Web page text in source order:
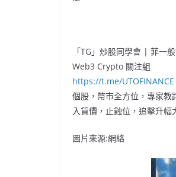
「TG」炒股同學會 | 菲一
Web3 Crypto 關注組
https://t.me/UTOFINANCE
個股，幣市全方位，專家教
入貨價，止蝕位，追擊升幅
圖片來源:網絡